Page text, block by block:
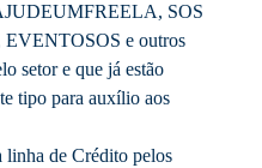
SOS
e outros
setor e que já estão
tipo para auxílio aos
linha de Crédito pelos